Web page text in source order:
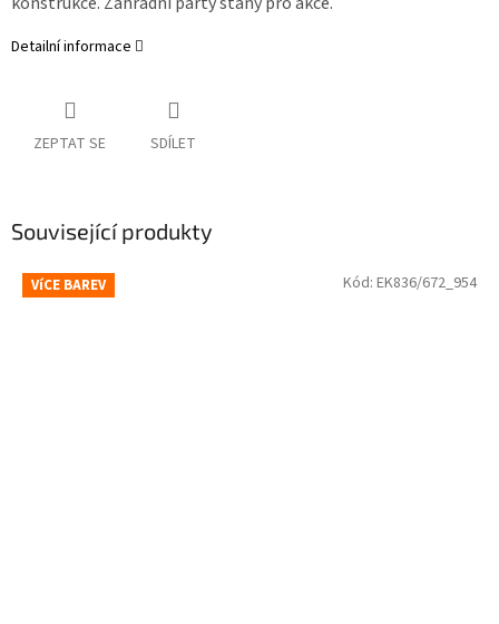
Detailní informace
ZEPTAT SE SDÍLET
Související produkty
VíCE BAREV Kód: EK836/672_954